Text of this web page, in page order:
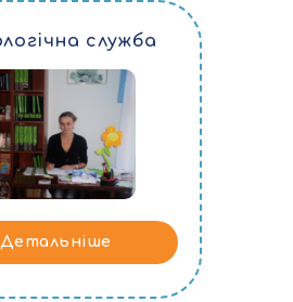
служба
Детальніше